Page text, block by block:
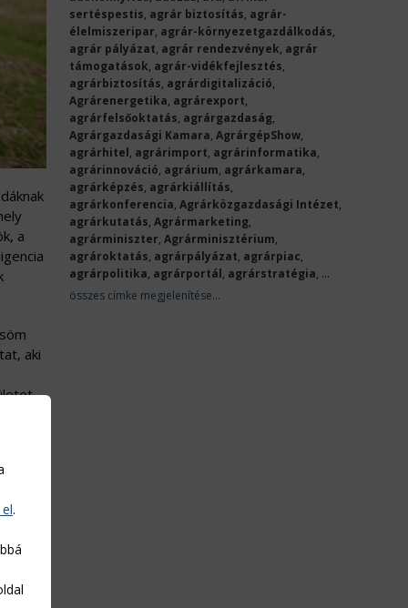
a
aki
–
a
sertéspestis, agrár biztosítás, agrár-
élelmiszeripar, agrár-környezetgazdálkodás,
agrár pályázat, agrár rendezvények, agrár
támogatások, agrár-vidékfejlesztés,
agrárbiztosítás, agrárdigitalizáció,
Agrárenergetika, agrárexport,
agrárfelsőoktatás, agrárgazdaság,
Agrárgazdasági Kamara, AgrárgépShow,
agrárhitel, agrárimport, agrárinformatika,
agrárinnováció, agrárium, agrárkamara,
agrárképzés, agrárkiállítás,
agrárkonferencia, Agrárközgazdasági Intézet,
agrárkutatás, Agrármarketing,
agrárminiszter, Agrárminisztérium,
agrároktatás, agrárpályázat, agrárpiac,
agrárpolitika, agrárportál, agrárstratégia, ...
összes címke megjelenítése...
.